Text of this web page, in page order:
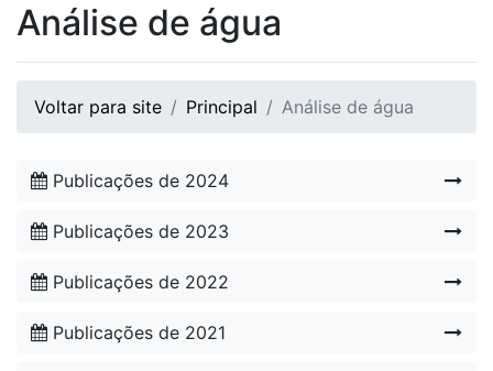
Análise de água
Voltar para site Principal Análise de água
Publicações de 2024
Publicações de 2023
Publicações de 2022
Publicações de 2021